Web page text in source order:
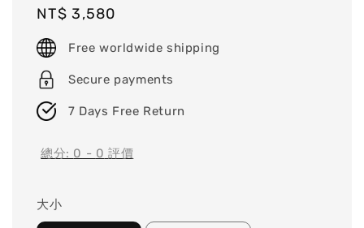
Regular
price
NT$ 3,580
Free worldwide shipping
Secure payments
7 Days Free Return
總分: 0 - 0 評價
大小